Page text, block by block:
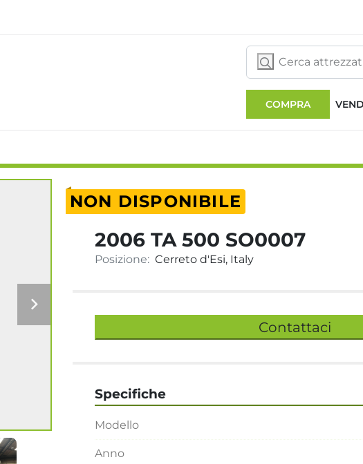
COMPRA
NON DISPONIBILE
2006 TA 500 SO0007
Posizione: Cerreto d'Esi, Italy
Contattaci
Specifiche
Modello
Anno